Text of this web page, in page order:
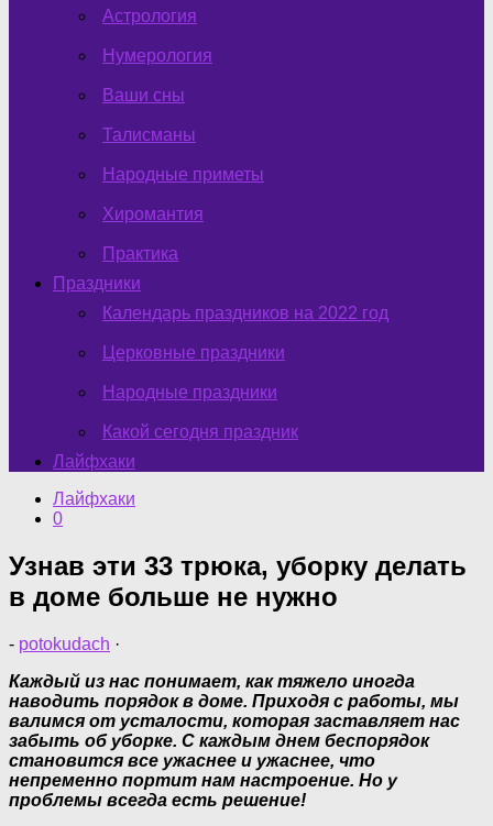
Астрология
Нумерология
Ваши сны
Талисманы
Народные приметы
Хиромантия
Практика
Праздники
Календарь праздников на 2022 год
Церковные праздники
Народные праздники
Какой сегодня праздник
Лайфхаки
Лайфхаки
0
Узнав эти 33 трюка, уборку делать
в доме больше не нужно
- potokudach ·
Каждый из нас понимает, как тяжело иногда
наводить порядок в доме. Приходя c работы, мы
валимся от усталости, которая заставляет нас
забыть об уборке. С каждым днем беспорядок
становится все ужаснее и ужаснее, что
непременно портит нам настроение. Но у
проблемы всегда есть решение!